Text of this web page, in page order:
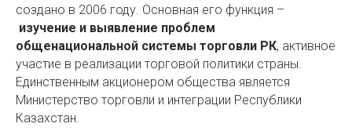
создано в 2006 году. Основная его функция –
изучение и выявление проблем
общенациональной системы торговли РК, активное
участие в реализации торговой политики страны.
Единственным акционером общества является
Министерство торговли и интеграции Республики
Казахстан.